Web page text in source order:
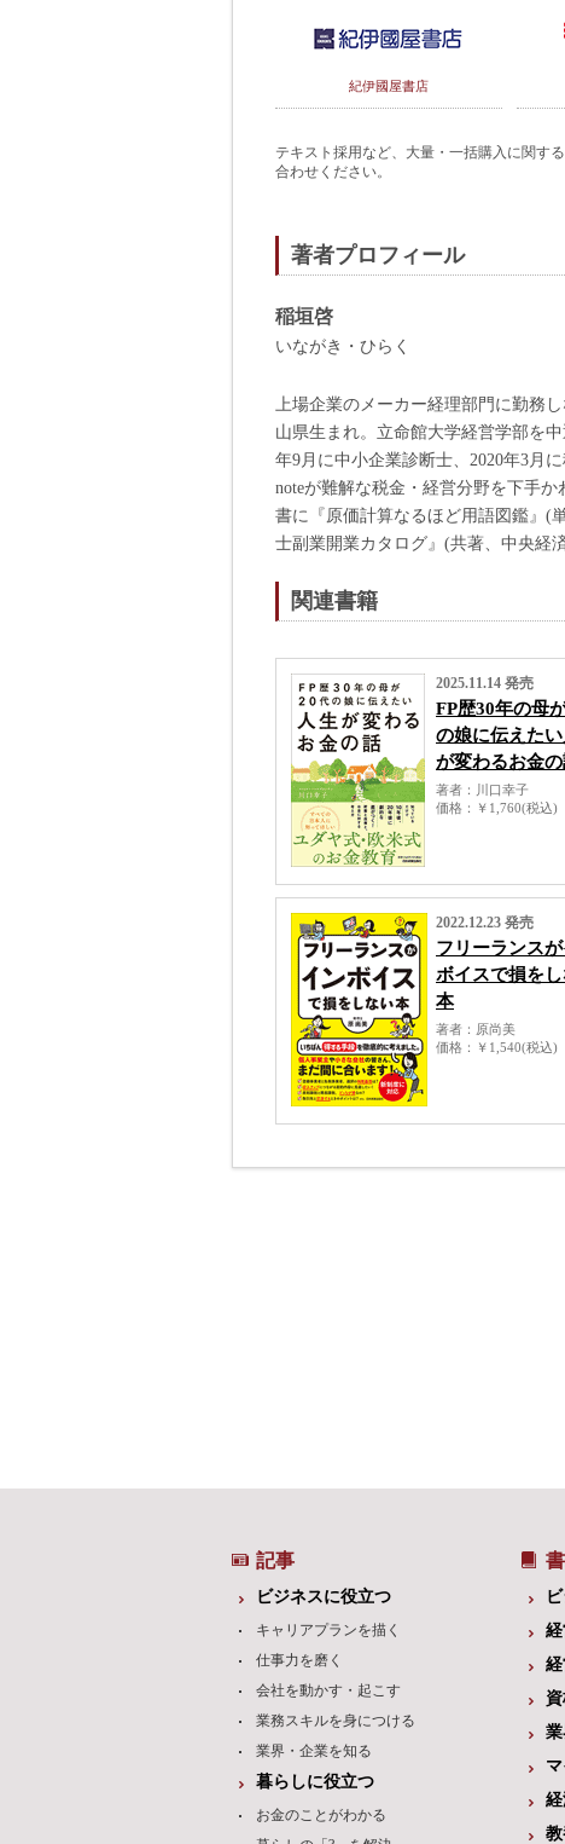
紀伊國屋書店
テキスト採用など、大量・一括購入に関す
合わせください。
著者プロフィール
稲垣啓
いながき・ひらく
上場企業のメーカー経理部門に勤務
山県生まれ。立命館大学経営学部を
年9月に中小企業診断士、2020年3月
noteが難解な税金・経営分野を下手
書に『原価計算なるほど用語図鑑』(
士副業開業カタログ』(共著、中央経
関連書籍
2025.11.14 発売
FP歴30年の母
の娘に伝えた
が変わるお金
著者
川口幸子
価格
￥1,760(税込)
2022.12.23 発売
フリーランス
ボイスで損を
本
著者
原尚美
価格
￥1,540(税込)
記事
ビジネスに役立つ
キャリアプランを描く
仕事力を磨く
会社を動かす・起こす
業務スキルを身につける
業界・企業を知る
暮らしに役立つ
お金のことがわかる